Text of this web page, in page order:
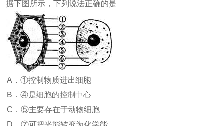
据下图所示，下列说法正确的是
A．①控制物质进出细胞
B．④是细胞的控制中心
C．⑤主要存在于动物细胞
D．⑦可把光能转变为化学能